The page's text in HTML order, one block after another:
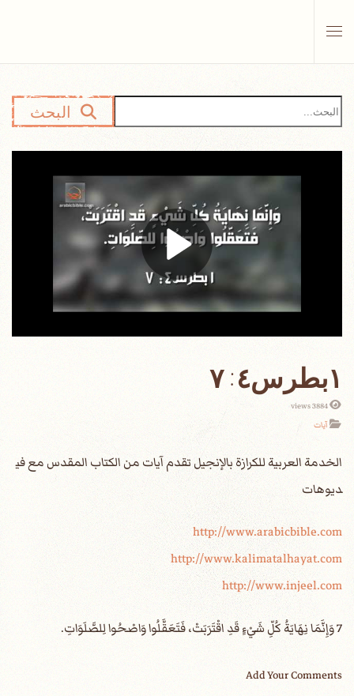
البحث
١بطرس٤: ٧
3884 views
آيات
الخدمة العربية للكرازة بالإنجيل تقدم آيات من الكتاب المقدس مع في
ديوهات
http://www.arabicbible.com
http://www.kalimatalhayat.com
http://www.injeel.com
7 وَإِنَّمَا نِهَايَةُ كُلِّ شَيْءٍ قَدِ اقْتَرَبَتْ، فَتَعَقَّلُوا وَاصْحُوا لِلصَّلَوَاتِ.
Add Your Comments